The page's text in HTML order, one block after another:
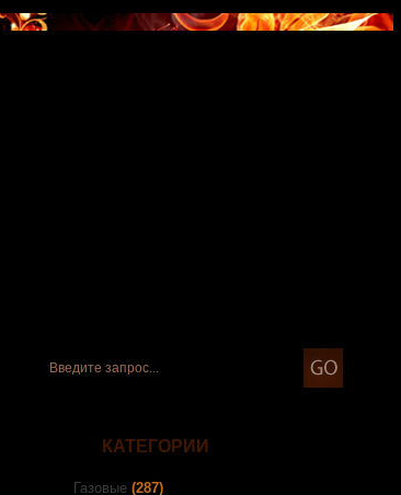
КАТЕГОРИИ
Газовые(287)